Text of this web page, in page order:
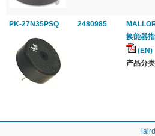
PK-27N35PSQ 2480985
换能器
(EN)
产品分